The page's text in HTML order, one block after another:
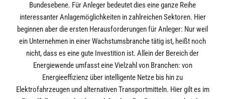
Bundesebene. Für Anleger bedeutet dies eine ganze Reihe
interessanter Anlagemöglichkeiten in zahlreichen Sektoren. Hier
beginnen aber die ersten Herausforderungen für Anleger: Nur weil
ein Unternehmen in einer Wachstumsbranche tätig ist, heißt noch
nicht, dass es eine gute Investition ist. Allein der Bereich der
Energiewende umfasst eine Vielzahl von Branchen: von
Energieeffizienz über intelligente Netze bis hin zu
Elektrofahrzeugen und alternativen Transportmitteln. Hier gilt es im